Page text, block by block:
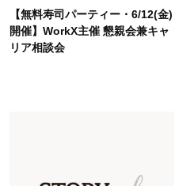
Fashion 2026.8.5
オシャレ40代
旬着こなし3
2026.7.9
【無料寿司パーティー・6/12(金)
開催】WorkX主催 懇親会兼キャ
リア相談会